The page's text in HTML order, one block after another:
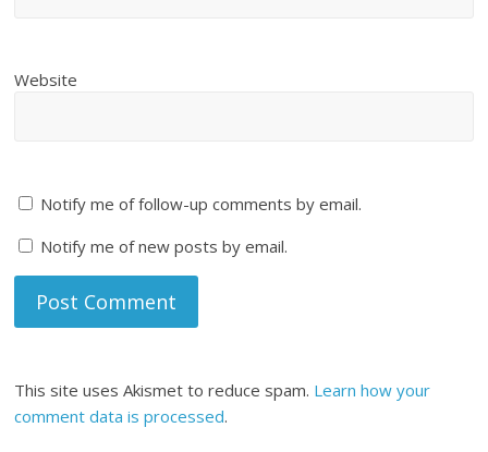
Website
Notify me of follow-up comments by email.
Notify me of new posts by email.
This site uses Akismet to reduce spam. Learn how your
comment data is processed.